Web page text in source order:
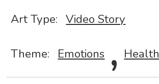
Art Type: Video Story
Theme: Emotions , Health